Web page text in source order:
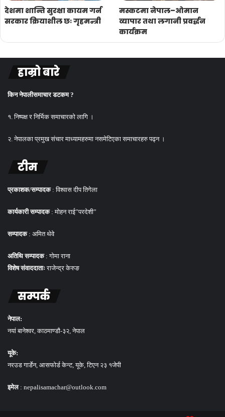
देशमा शान्ति सुरक्षा कायम गर्न
सरकार क्रियाशील छः गृहमन्त्री
मस्कटमा नेपाल–ओमान
व्यापार तथा लगानी प्रवर्द्धन
कार्यक्रम
हाम्रो बारे
किन नेपालीसमाचार डटकम ?
१. निष्पक्ष र निर्भिक समाचारको लागि ।
२. नेपालका प्रमुख संचार माध्यामहरुमा नसमेटिएका समाचारहरु पढ्न ।
टीम
प्रकाशक/सम्पादक : विश्वास दीप तिगेला
कार्यकारी सम्पादक: मोहन राई”परदेशी”
सम्पादक: अमित थेवे
अतिथि सम्पादक: गोमा राना
विशेष संवाददाताःराजेन्द्र केरुङ
सम्पर्क
नेपाल:
नयां बानेश्वर, काठमाण्डौ-३२, नेपाल
यूके:
नरउड गार्डेन, आसफोर्ड केन्ट, यूके, टिएन २३ १जेपी
इमेल: nepalisamachar@outlook.com